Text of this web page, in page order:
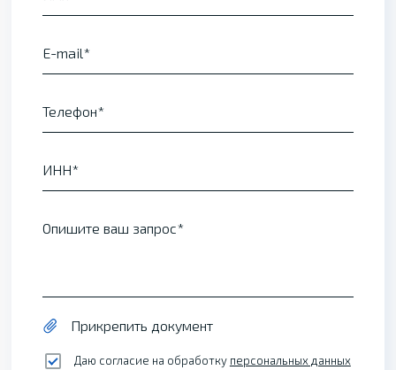
E-mail
Телефон
ИНН
Опишите ваш запрос
Прикрепить документ
Даю согласие на обработку персональных данных